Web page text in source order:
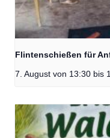
Flintenschießen für
7. August von 13:30 bis